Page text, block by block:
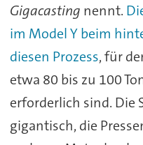
Gigacasting nennt.
im Model Y beim
diesen Prozess, für
etwa 80 bis zu 100
erforderlich sind. Die
gigantisch, die